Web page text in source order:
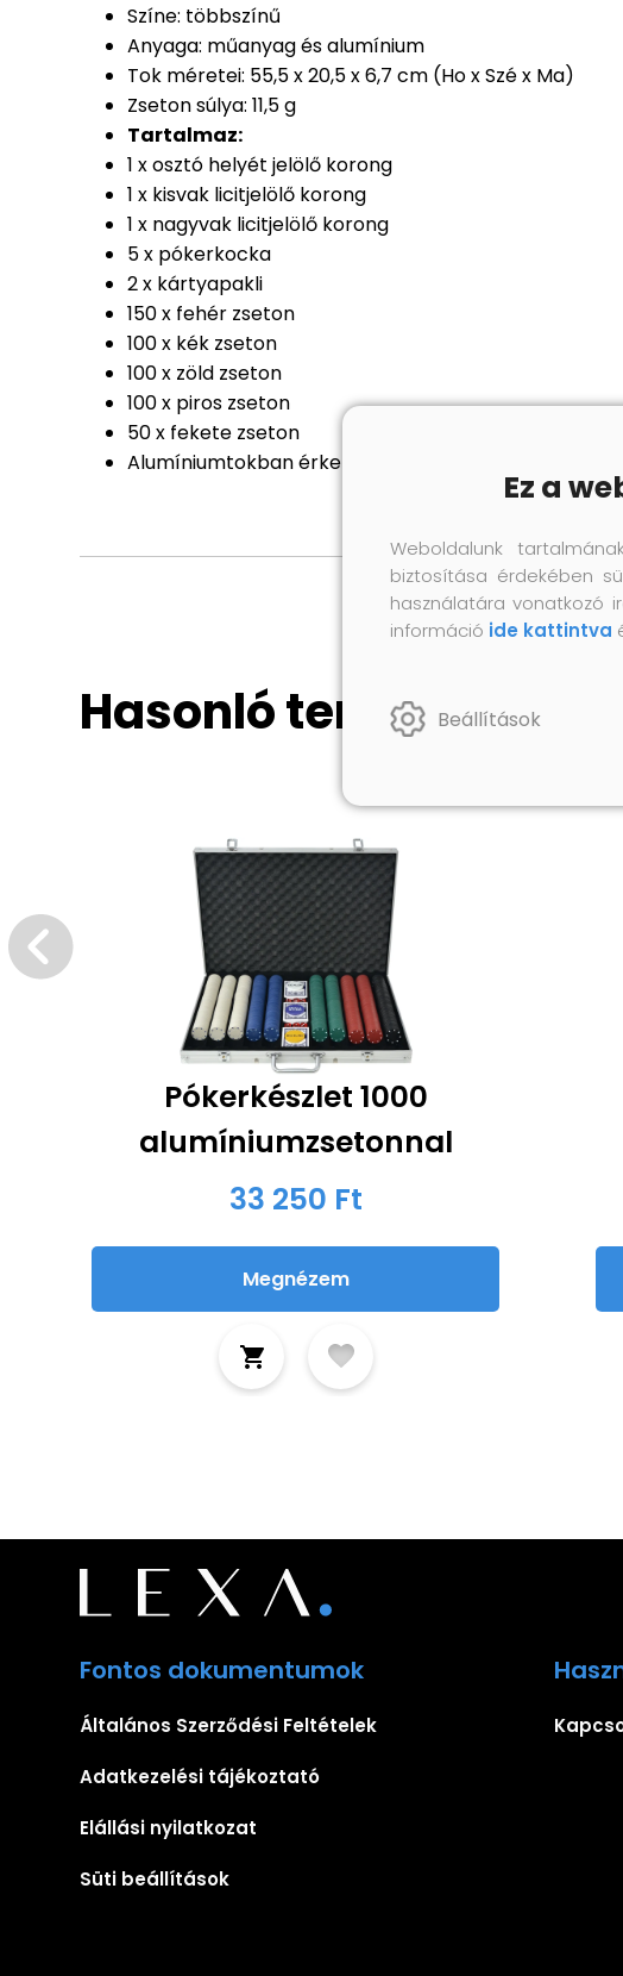
Színe: többszínű
Anyaga: műanyag és alumínium
Tok méretei: 55,5 x 20,5 x 6,7 cm (Ho x Szé x Ma)
Zseton súlya: 11,5 g
Tartalmaz:
1 x osztó helyét jelölő korong
1 x kisvak licitjelölő korong
1 x nagyvak licitjelölő korong
5 x pókerkocka
2 x kártyapakli
150 x fehér zseton
100 x kék zseton
100 x zöld zseton
100 x piros zseton
50 x fekete zseton
Alumíniumtokban érkezik (2 kulcsot tartalmaz)
Hasonló termékek
Pókerkészlet 1000
alumíniumzsetonnal
33 250 Ft
Megnézem
Fontos dokumentumok
Általános Szerződési Feltételek
Adatkezelési tájékoztató
Elállási nyilatkozat
Süti beállítások
Ez a
Weboldalunk
biztosítása érdekében
használatára vonatkozó
információ ide kattintva
Beállítások